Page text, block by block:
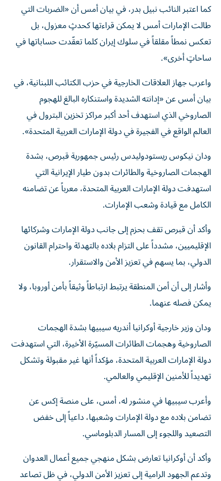
كما اعتبر النائب نبيل بدر، في بيان أمس أن «الضربات التي
طالت الإمارات أمس لا يمكن قراءتها كحدثٍ معزول، بل
تعكس نمطاً مقلقاً في سلوك إيران كلما تعقّدت حساباتها في
ساحاتٍ أخرى».
واعرب جهاز العلاقات الخارجية في حزب الكتائب اللبنانية، في
بيان أمس عن «إدانته الشديدة واستنكاره البالغ للهجوم
الصاروخي الذي استهدف أحد أكبر مراكز تخزين البترول في
العالم الواقع في الفجيرة في دولة الإمارات العربية المتحدة».
ودان نيكوس ريستودوليدس رئيس جمهورية قبرص، بشدة
الهجمات الصاروخية والطائرات بدون طيار الإيرانية التي
استهدفت دولة الإمارات العربية المتحدة، معرباً عن تضامنه
الكامل مع قيادة وشعب الإمارات.
وأكد أن قبرص تقف بحزم إلى جانب دولة الإمارات وشركائها
الإقليميين، مشدداً على التزام بلاده بالتهدئة واحترام القانون
الدولي، بما يسهم في تعزيز الأمن والاستقرار.
وأشار إلى أن أمن المنطقة يرتبط ارتباطاً وثيقاً بأمن أوروبا، ولا
يمكن فصله عنهما.
ودان وزير خارجية أوكرانيا أندريه سيبيها بشدة الهجمات
الصاروخية وهجمات الطائرات المسيّرة الأخيرة، التي استهدفت
دولة الإمارات العربية المتحدة، مؤكداً أنها غير مقبولة وتشكل
تهديداً للأمنين الإقليمي والعالمي.
وأعرب سيبيها في منشور له، أمس، على منصة إكس عن
تضامن بلاده مع دولة الإمارات وشعبها، داعياً إلى خفض
التصعيد واللجوء إلى المسار الدبلوماسي.
وأكد أن أوكرانيا تعارض بشكل منهجي جميع أعمال العدوان
وتدعم الجهود الرامية إلى تعزيز الأمن الدولي، في ظل تصاعد